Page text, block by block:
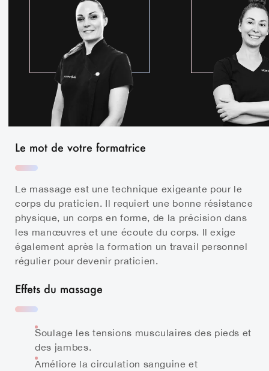
Le mot de votre formatrice
Le massage est une technique exigeante pour le
corps du praticien. Il requiert une bonne résistance
physique, un corps en forme, de la précision dans
les manœuvres et une écoute du corps. Il exige
également après la formation un travail personnel
régulier pour devenir praticien.
Effets du massage
Soulage les tensions musculaires des pieds et
des jambes.
Améliore la circulation sanguine et